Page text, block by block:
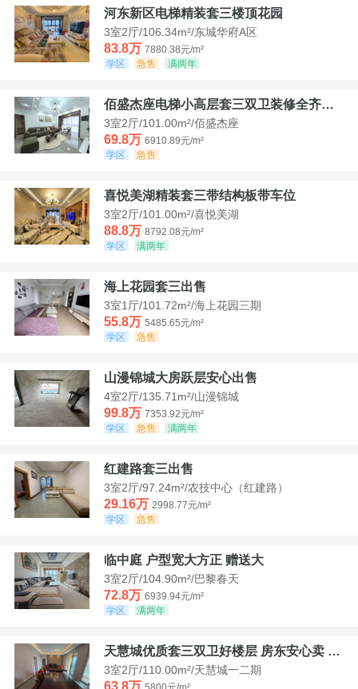
河东新区电梯精装套三楼顶花园
3室2厅/106.34m²/东城华府A区
83.8万 7880.38元/m²
学区
急售 满两年
佰盛杰座电梯小高层套三双卫装修全齐诚意出售
3室2厅/101.00m²/佰盛杰座
69.8万 6910.89元/m²
学区
急售
喜悦美湖精装套三带结构板带车位
3室2厅/101.00m²/喜悦美湖
88.8万 8792.08元/m²
学区
满两年
海上花园套三出售
3室1厅/101.72m²/海上花园三期
55.8万 5485.65元/m²
学区
急售
山漫锦城大房跃层安心出售
4室2厅/135.71m²/山漫锦城
99.8万 7353.92元/m²
学区
急售 满两年
红建路套三出售
3室2厅/97.24m²/农技中心（红建路）
29.16万 2998.77元/m²
学区
急售
临中庭 户型宽大方正 赠送大
3室2厅/104.90m²/巴黎春天
72.8万 6939.94元/m²
学区
满两年
天慧城优质套三双卫好楼层 房东安心卖 价格好谈
3室2厅/110.00m²/天慧城一二期
63.8万